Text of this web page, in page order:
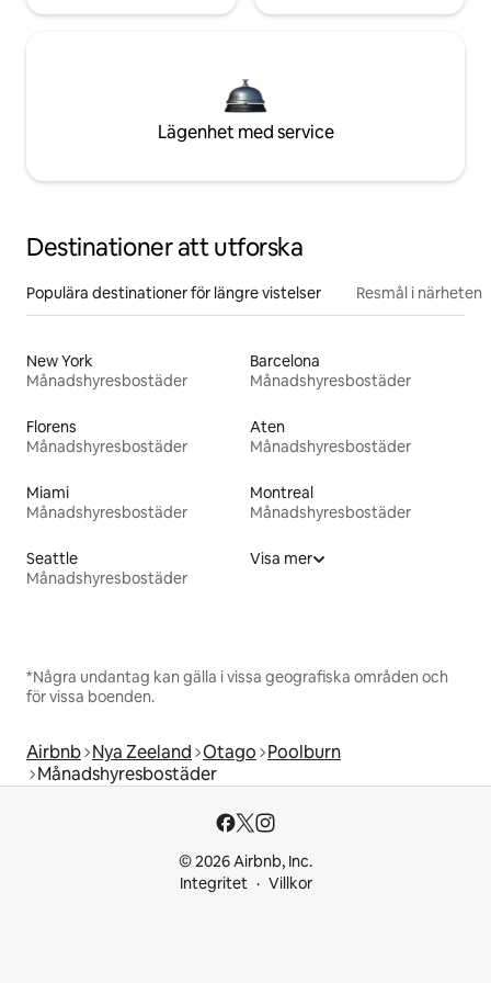
Lägenhet med service
Destinationer att utforska
Populära destinationer för längre vistelser Resmål i närheten
New York
Månadshyresbostäder
Barcelona
Månadshyresbostäder
Florens
Månadshyresbostäder
Aten
Månadshyresbostäder
Miami
Månadshyresbostäder
Montreal
Månadshyresbostäder
Seattle
Månadshyresbostäder
Visa mer
*Några undantag kan gälla i vissa geografiska områden och
för vissa boenden.
Airbnb Nya Zeeland Otago Poolburn
Månadshyresbostäder
© 2026 Airbnb, Inc.
Integritet
Villkor